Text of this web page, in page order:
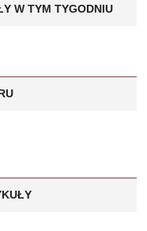
W TYM TYGODNIU